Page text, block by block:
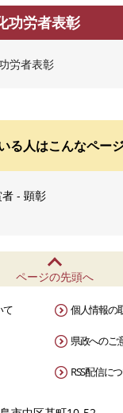
功労者表彰
労者表彰
る人はこんなペー
- 顕彰
ページの先頭へ
て 個人情報の
県政へのご
RSS配信に